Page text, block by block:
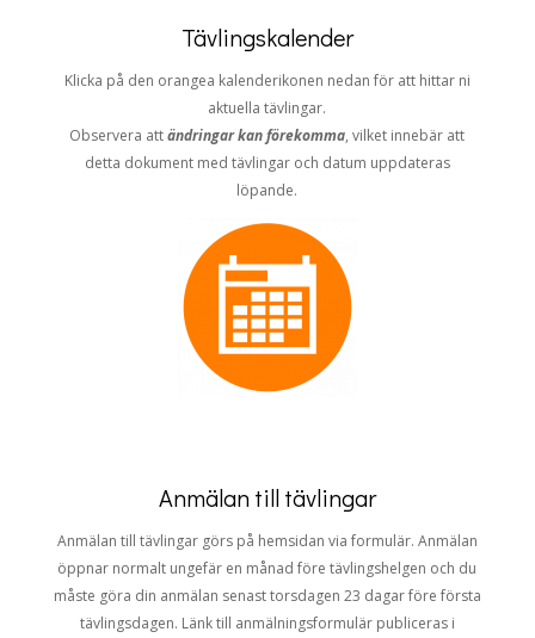
Tävlingskalender
Klicka på den orangea kalenderikonen nedan för att hittar ni
aktuella tävlingar.
Observera att ändringar kan förekomma, vilket innebär att
detta dokument med tävlingar och datum uppdateras
löpande.
Anmälan till tävlingar
Anmälan till tävlingar görs på hemsidan via formulär. Anmälan
öppnar normalt ungefär en månad före tävlingshelgen och du
måste göra din anmälan senast torsdagen 23 dagar före första
tävlingsdagen. Länk till anmälningsformulär publiceras i